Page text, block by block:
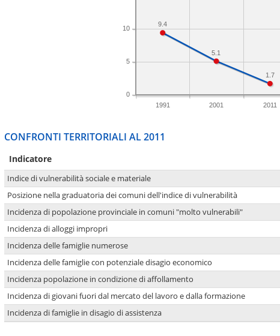
1991 2001 2011
0
5
10
1.7
5.1
9.4
CONFRONTI TERRITORIALI AL 2011
Indicatore
Indice di vulnerabilità sociale e materiale
Posizione nella graduatoria dei comuni dell'indice di vulnerabilità
Incidenza di popolazione provinciale in comuni "molto vulnerabili"
Incidenza di alloggi impropri
Incidenza delle famiglie numerose
Incidenza delle famiglie con potenziale disagio economico
Incidenza popolazione in condizione di affollamento
Incidenza di giovani fuori dal mercato del lavoro e dalla formazione
Incidenza di famiglie in disagio di assistenza